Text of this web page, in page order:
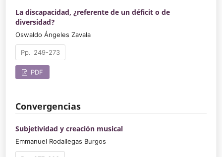
La discapacidad, ¿referente de un déficit o de
diversidad?
Oswaldo Ángeles Zavala
249-273
PDF
Convergencias
Subjetividad y creación musical
Emmanuel Rodallegas Burgos